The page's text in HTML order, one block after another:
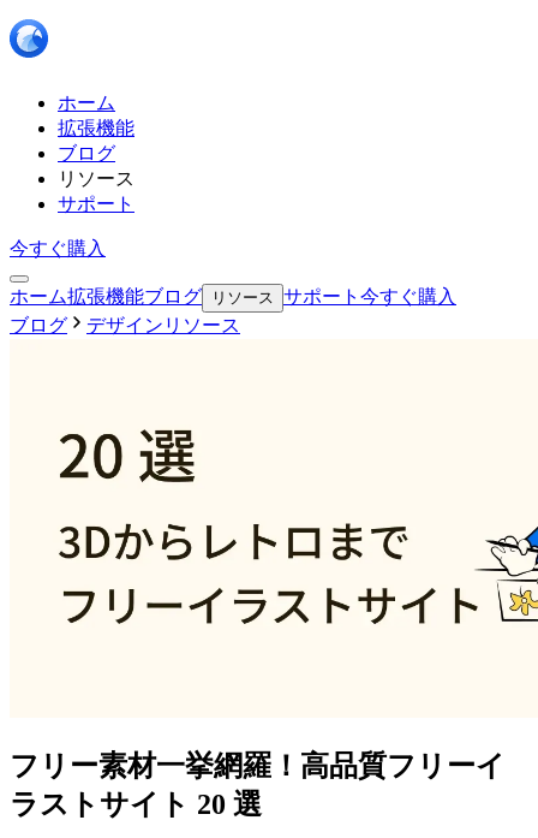
ホーム
拡張機能
ブログ
リソース
サポート
今すぐ購入
ホーム拡張機能ブログ リソース サポート 今すぐ購入
ブログ
デザインリソース
フリー素材一挙網羅！高品質フリーイ
ラストサイト 20 選